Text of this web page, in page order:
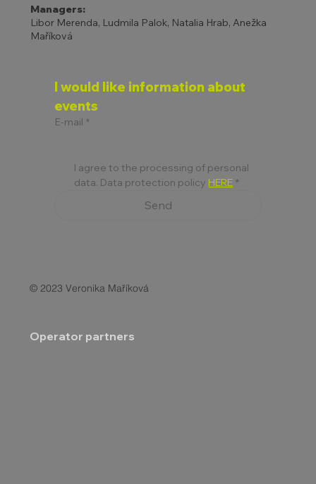
Managers:
Libor Merenda, Ludmila Palok, Natalia Hrab, Anežka
Maříková
I would like information about
events
E-mail *
I agree to the processing of personal
data. Data protection policy HERE *
Send
© 2023 Veronika Maříková
Operator partners